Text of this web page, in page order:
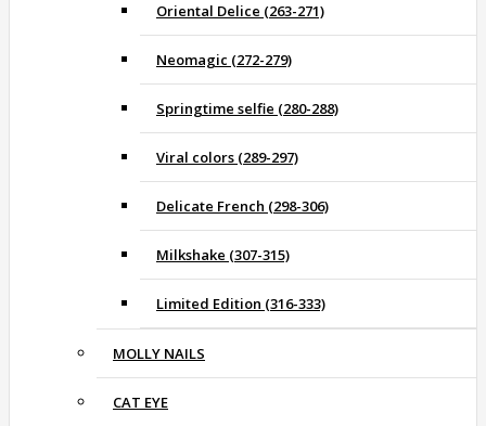
Oriental Delice (263-271)
Neomagic (272-279)
Springtime selfie (280-288)
Viral colors (289-297)
Delicate French (298-306)
Milkshake (307-315)
Limited Edition (316-333)
MOLLY NAILS
CAT EYE